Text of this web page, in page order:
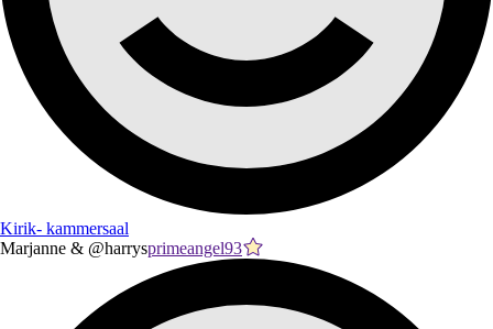
Kirik- kammersaal
Marjanne & @harrysprimeangel93